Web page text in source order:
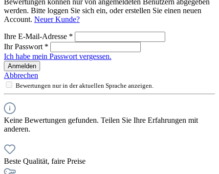
Bewertungen können nur von angemeldeten Benutzern abgegeben
werden. Bitte loggen Sie sich ein, oder erstellen Sie einen neuen
Account. Neuer Kunde?
Ihre E-Mail-Adresse *
Ihr Passwort *
Ich habe mein Passwort vergessen.
Anmelden
Abbrechen
Bewertungen nur in der aktuellen Sprache anzeigen.
Keine Bewertungen gefunden. Teilen Sie Ihre Erfahrungen mit
anderen.
Beste Qualität, faire Preise